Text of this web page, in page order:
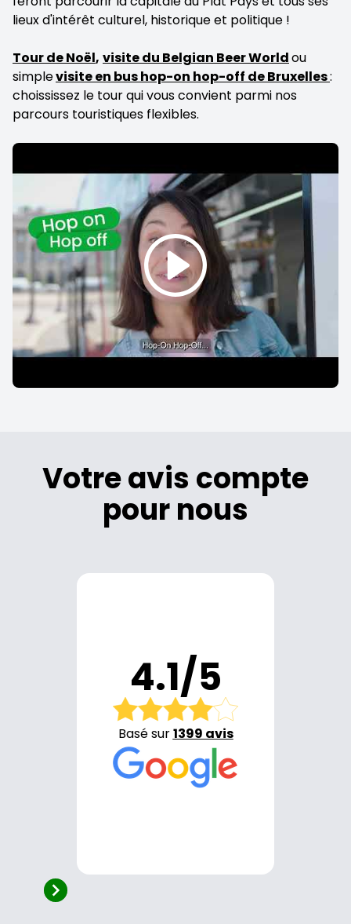
lieux d'intérêt culturel, historique et politique !
Tour de Noël, visite du Belgian Beer Worldou
simplevisite en bus hop-on hop-off de Bruxelles:
choississez le tour qui vous convient parmi nos
parcours touristiques flexibles.
Votre avis compte
pour nous
4.1/5
4.1/5 - 1399 avis
Basé sur1399 avis
Review